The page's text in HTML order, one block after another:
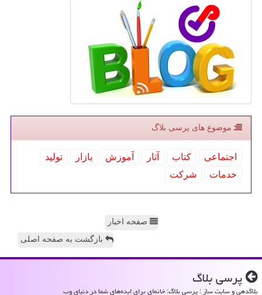
موضوع های پرسی بلاگ
اجتماعی كتاب آثار آموزش بازار
تولید
خدمات
شركت
صفحه اخبار
بازگشت به صفحه اصلی
پرسی بلاگ
بلاگدهی و سایت ساز : پرسی بلاگ: خانه‌ای برای ایده‌های شما در دنیای وب